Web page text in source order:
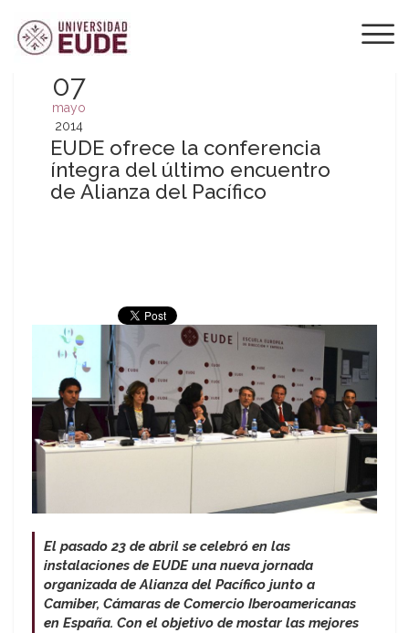
07
mayo
2014
EUDE ofrece la conferencia
íntegra del último encuentro
de Alianza del Pacífico
El pasado 23 de abril se celebró en las
instalaciones de EUDE una nueva jornada
organizada de Alianza del Pacífico junto a
Camiber, Cámaras de Comercio Iberoamericanas
en España. Con el objetivo de mostar las mejores